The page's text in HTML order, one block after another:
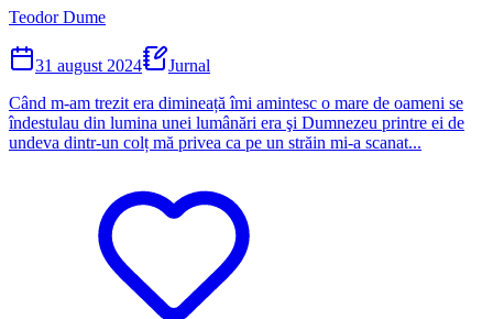
Teodor Dume
31 august 2024
Jurnal
Când m-am trezit era dimineață îmi amintesc o mare de oameni se
îndestulau din lumina unei lumânări era şi Dumnezeu printre ei de
undeva dintr-un colț mă privea ca pe un străin mi-a scanat...